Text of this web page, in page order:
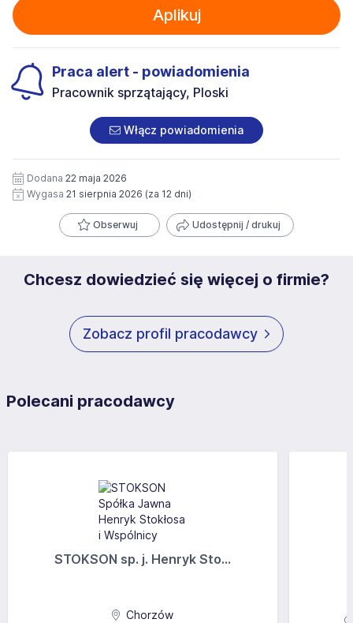
Aplikuj
Praca alert - powiadomienia
Pracownik sprzątający, Ploski
Włącz powiadomienia
Dodana 22 maja 2026
Wygasa 21 sierpnia 2026 (za 12 dni)
Obserwuj Udostępnij / drukuj
Chcesz dowiedzieć się więcej o firmie?
Zobacz profil pracodawcy
Polecani pracodawcy
STOKSON sp. j. Henryk Sto...
Chorzów